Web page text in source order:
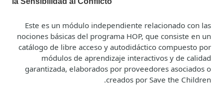
Este es un módulo independiente relacionado con las
nociones básicas del programa HOP, que consiste en un
catálogo de libre acceso y autodidáctico compuesto por
módulos de aprendizaje interactivos y de calidad
garantizada, elaborados por proveedores asociados o
creados por Save the Children.